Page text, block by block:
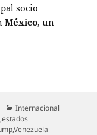
socio
México, un
¿Cómo su llegada
Categorías
Internacional
,estados
,Venezuela